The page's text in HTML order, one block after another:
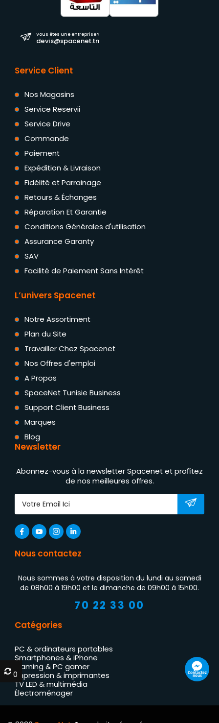
Vous êtes une entreprise ?
devis@spacenet.tn
Service Client
Nos Magasins
Service Reservii
Service Drive
Commande
Paiement
Expédition & Livraison
Fidélité et Parrainage
Retours & Échanges
Réparation Et Garantie
Conditions Générales d'utilisation
Assurance Garanty
SAV
Facilité de Paiement Sans Intérêt
L’univers Spacenet
Notre Assortiment
Plan du Site
Travailler Chez Spacenet
Nos Offres d'emploi
A Propos
SpaceNet Tunisie Business
Support Client Business
Marques
Blog
Newsletter
Abonnez-vous à la newsletter Spacenet et profitez
de nos meilleures offres.
Nous contactez
Nous sommes à votre disposition du lundi au samedi
de 08h00 à 19h00 et le dimanche de 09h00 à 15h00.
70 22 33 00
Catégories
PC & ordinateurs portables
Smartphones & iPhone
Gaming & PC gamer
Impression & imprimantes
TV LED & multimédia
Électroménager
Contactez
nous
0
0